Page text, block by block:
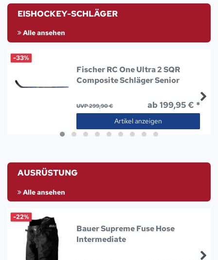
EISHOCKEY-SCHLÄGER
Alle ansehen
-33%
Fischer RC One Ultra 2 SQR
Composite Schläger Senior
UVP 299,90 € ab 199,95 € *
Artikel anzeigen
AUSRÜSTUNG
Alle ansehen
-22%
Bauer Supreme Fuse Hose
Intermediate